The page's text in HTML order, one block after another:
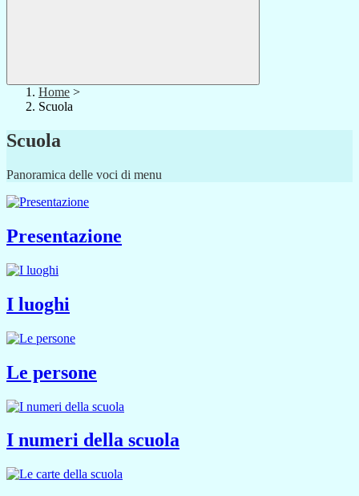
Home >
Scuola
Scuola
Panoramica delle voci di menu
Presentazione
I luoghi
Le persone
I numeri della scuola